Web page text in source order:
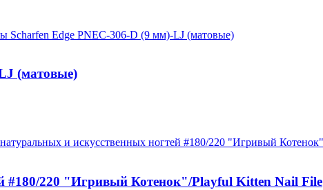
(матовые)
#180/220 "Игривый Котенок"/Playful Kitten Nail File